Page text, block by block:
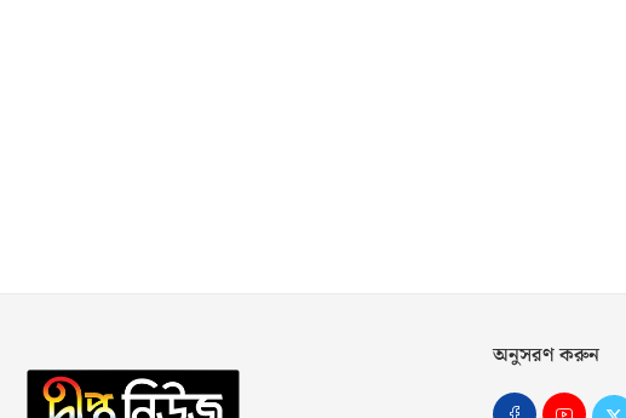
অনুসরণ করুন